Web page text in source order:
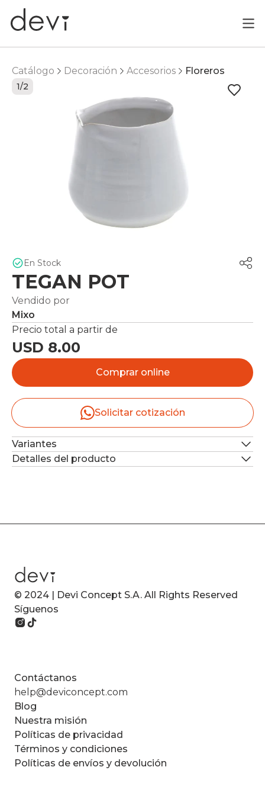
Catálogo Decoración Accesorios Floreros
1/2
En Stock
TEGAN POT
Vendido por
Mixo
Precio total a partir de
USD 8.00
Comprar online
Solicitar cotización
Variantes
Detalles del producto
© 2024 | Devi Concept S.A. All Rights Reserved
Síguenos
Contáctanos
help@deviconcept.com
Blog
Nuestra misión
Políticas de privacidad
Términos y condiciones
Políticas de envíos y devolución